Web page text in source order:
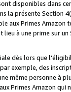
disponibles dans
la présente Section
aux Primes Amazon
à une prime sur
dès lors que
exemple, des
même personne à
Primes Amazon qui